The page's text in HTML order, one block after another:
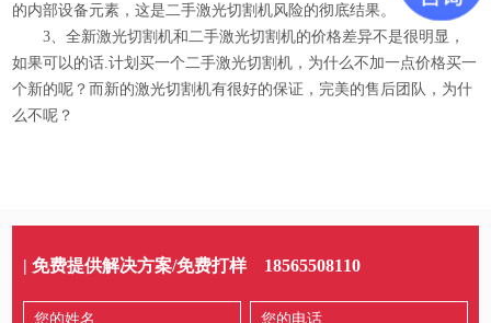
的内部设备元素，这是二手激光切割机风险的彻底结果。
3、全新激光切割机和二手激光切割机的价格差异不是很明显，
如果可以的话.计划买一个二手激光切割机，为什么不加一点价格买一
个新的呢？而新的激光切割机有很好的保证，完美的售后团队，为什
么不呢？
| 免费提供解决方案/免费打样 18565508110